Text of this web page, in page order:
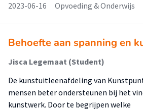
2023-06-16
Opvoeding & Onderwijs
Behoefte aan spanning en
Jisca Legemaat (Student)
De kunstuitleenafdeling van
mensen beter ondersteunen bij het
kunstwerk. Door te begrijpen welke